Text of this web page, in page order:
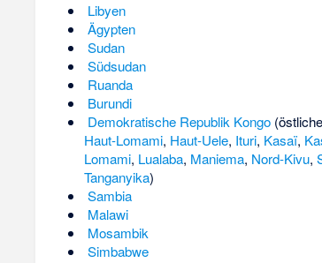
Libyen
Ägypten
Sudan
Südsudan
Ruanda
Burundi
Demokratische Republik Kongo
Haut-Lomami, Haut-Uele, Ituri, Kasaï,
Lomami, Lualaba, Maniema, Nord-Kivu,
Tanganyika)
Sambia
Malawi
Mosambik
Simbabwe